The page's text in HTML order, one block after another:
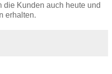
die Kunden auch heute und
erhalten.